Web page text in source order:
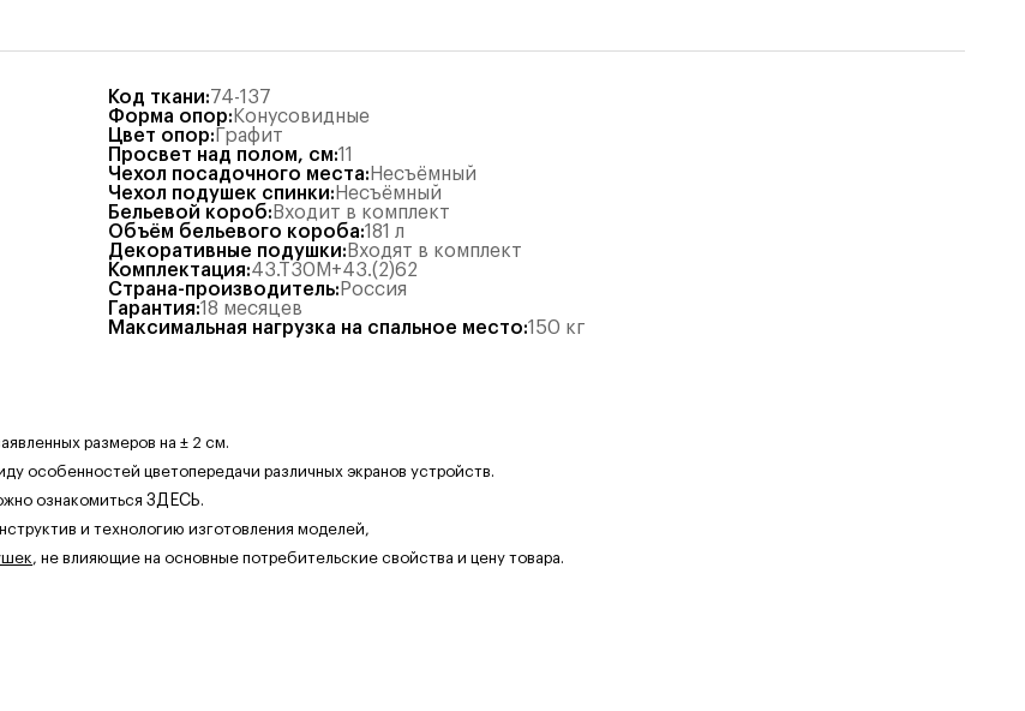
Код ткани:74-137
Форма опор: Конусовидные
Цвет опор: Графит
Просвет над полом, см:11
Чехол посадочного места: Несъёмный
Чехол подушек спинки: Несъёмный
Бельевой короб: Входит в комплект
Объём бельевого короба:181 л
Декоративные подушки: Входят в комплект
Комплектация:43.Т30М+43.(2)62
Страна-производитель: Россия
Гарантия:18 месяцев
Максимальная нагрузка на спальное место:150 кг
размеров на ± 2 см.
особенностей цветопередачи различных экранов устройств.
ознакомиться ЗДЕСЬ.
и технологию изготовления моделей,
, не влияющие на основные потребительские свойства и цену товара.